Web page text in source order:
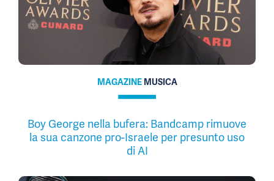
MAGAZINE MUSICA
Boy George nella bufera: Bandcamp rimuove
la sua canzone pro-Israele per presunto uso
di AI